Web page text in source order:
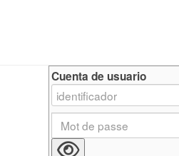
Cuenta de usuario